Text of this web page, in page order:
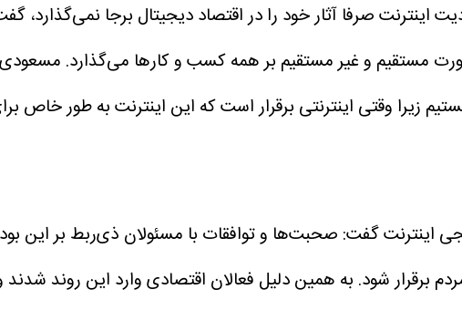
اینترنت صرفا آثار خود را در اقتصاد دیجیتال برجا نمی‌گذارد،
مستقیم و غیر مستقیم بر همه کسب و کارها می‌گذارد. مسعودی
زیرا وقتی اینترنتی برقرار است که این اینترنت به طور خاص
اینترنت گفت: صحبت‌ها و توافقات با مسئولان ذی‌ربط بر این
برقرار شود. به همین دلیل فعالان اقتصادی وارد این روند شدند